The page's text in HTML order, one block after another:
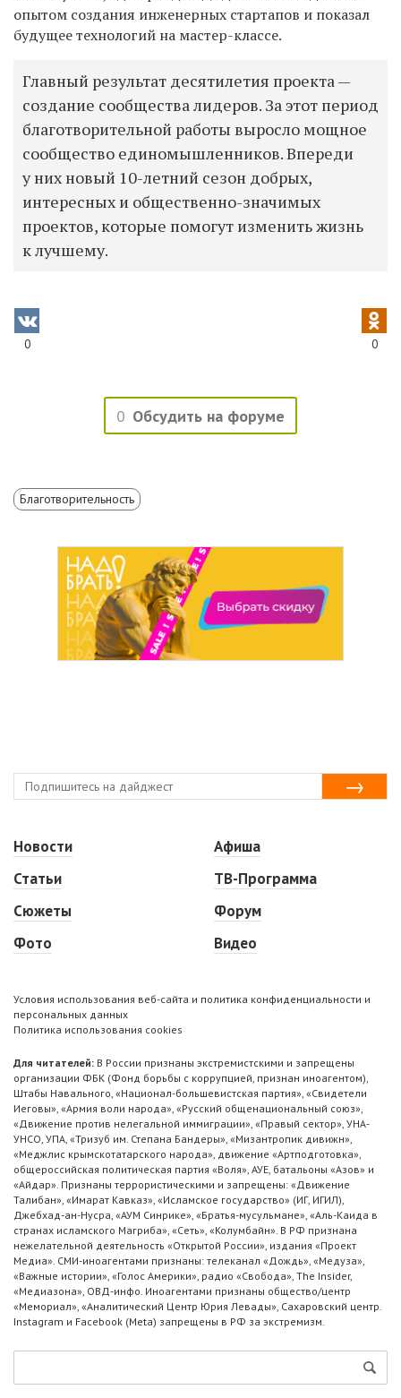
опытом создания инженерных стартапов и показал
будущее технологий на мастер-классе.
Главный результат десятилетия проекта —
создание сообщества лидеров. За этот период
благотворительной работы выросло мощное
сообщество единомышленников. Впереди
у них новый 10-летний сезон добрых,
интересных и общественно-значимых
проектов, которые помогут изменить жизнь
к лучшему.
0 0
0 Обсудить на форуме
Благотворительность
Новости
Статьи
Сюжеты
Фото
Афиша
ТВ-Программа
Форум
Видео
Условия использования веб-сайта и политика конфиденциальности и
персональных данных
Политика использования cookies
Для читателей: В России признаны экстремистскими и запрещены
организации ФБК (Фонд борьбы с коррупцией, признан иноагентом),
Штабы Навального, «Национал-большевистская партия», «Свидетели
Иеговы», «Армия воли народа», «Русский общенациональный союз»,
«Движение против нелегальной иммиграции», «Правый сектор», УНА-
УНСО, УПА, «Тризуб им. Степана Бандеры», «Мизантропик дивижн»,
«Меджлис крымскотатарского народа», движение «Артподготовка»,
общероссийская политическая партия «Воля», АУЕ, батальоны «Азов» и
«Айдар». Признаны террористическими и запрещены: «Движение
Талибан», «Имарат Кавказ», «Исламское государство» (ИГ, ИГИЛ),
Джебхад-ан-Нусра, «АУМ Синрике», «Братья-мусульмане», «Аль-Каида в
странах исламского Магриба», «Сеть», «Колумбайн». В РФ признана
нежелательной деятельность «Открытой России», издания «Проект
Медиа». СМИ-иноагентами признаны: телеканал «Дождь», «Медуза»,
«Важные истории», «Голос Америки», радио «Свобода», The Insider,
«Медиазона», ОВД-инфо. Иноагентами признаны общество/центр
«Мемориал», «Аналитический Центр Юрия Левады», Сахаровский центр.
Instagram и Facebook (Metа) запрещены в РФ за экстремизм.